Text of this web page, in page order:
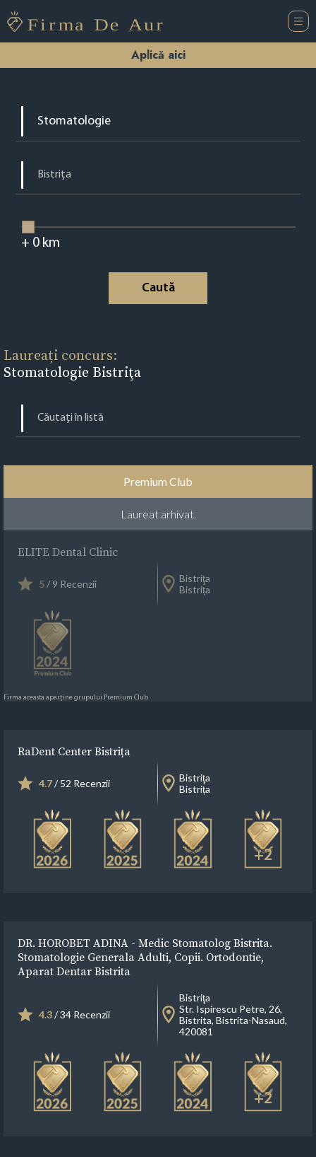
Aplică aici
+ 0km
Caută
Laureați concurs:
Stomatologie Bistriţa
Premium Club
Laureat arhivat.
ELITE Dental Clinic
5/ 9 Recenzii
Bistriţa
Bistrița
Firma aceasta aparține grupului Premium Club
RaDent Center Bistrița
4.7/ 52 Recenzii
Bistriţa
Bistrița
+2
DR. HOROBET ADINA - Medic Stomatolog Bistrita.
Stomatologie Generala Adulti, Copii. Ortodontie,
Aparat Dentar Bistrita
4.3/ 34 Recenzii
Bistriţa
Str. Ispirescu Petre, 26,
Bistrita, Bistrita-Nasaud,
420081
+2